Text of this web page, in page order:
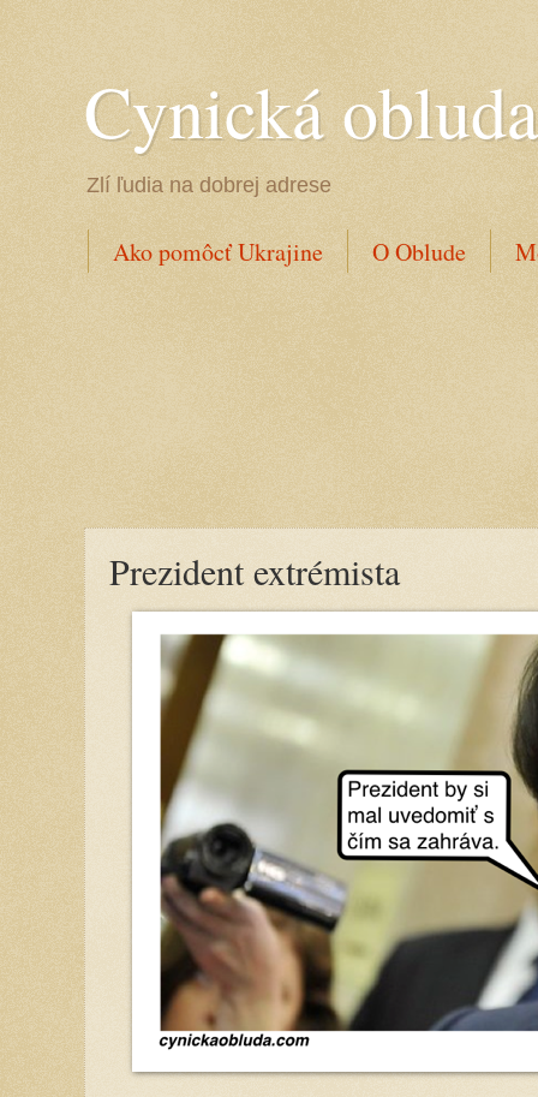
Cynická obluda
Zlí ľudia na dobrej adrese
Ako pomôcť Ukrajine O Oblude
Prezident extrémista